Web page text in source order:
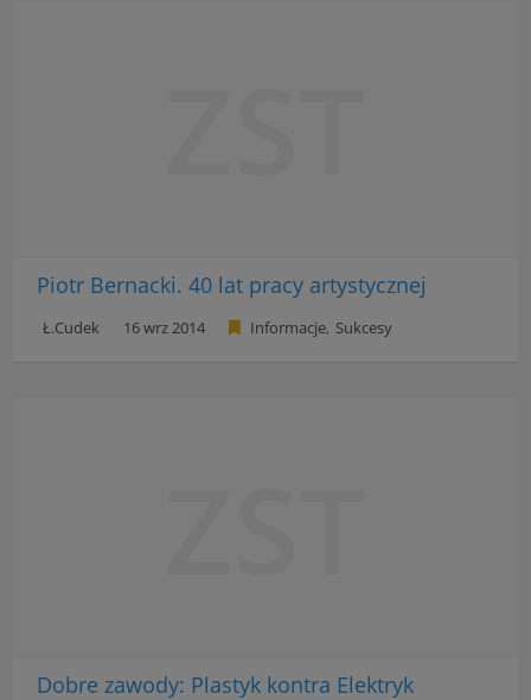
Piotr Bernacki. 40 lat pracy artystycznej
Ł.Cudek 16 wrz 2014 Informacje Sukcesy
Dobre zawody: Plastyk kontra Elektryk